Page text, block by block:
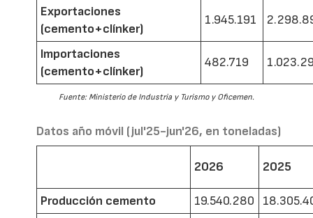
Exportaciones
(cemento+clínker)
1.945.191
Importaciones
(cemento+clínker)
482.719
Fuente: Ministerio de Industria y Turismo y Oficemen.
Datos año móvil (jul'25-jun'26, en toneladas)
2026 2025
Producción cemento 19.540.280